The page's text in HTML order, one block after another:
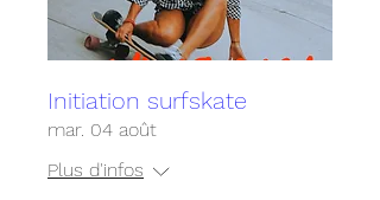
Initiation surfskate
mar. 04 août
Plus d'infos